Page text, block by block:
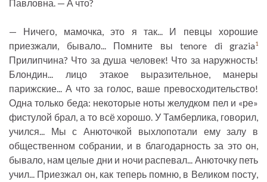
Павловна. — А что?
— Ничего, мамочка, это я так... И певцы хорошие
приезжали, бывало... Помните вы tenore di grazia1
Прилипчина? Что за душа человек! Что за наружность!
Блондин... лицо этакое выразительное, манеры
парижские... А что за голос, ваше превосходительство!
Одна только беда: некоторые ноты желудком пел и «ре»
фистулой брал, а то всё хорошо. У Тамберлика, говорил,
учился... Мы с Анюточкой выхлопотали ему залу в
общественном собрании, и в благодарность за это он,
бывало, нам целые дни и ночи распевал... Анюточку петь
учил... Приезжал он, как теперь помню, в Великом посту,